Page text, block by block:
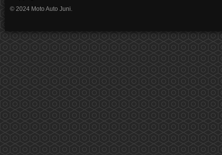
© 2024 Moto Auto Juni.